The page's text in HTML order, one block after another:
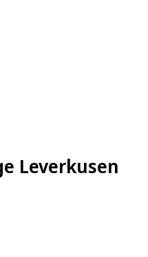
Leverkusen